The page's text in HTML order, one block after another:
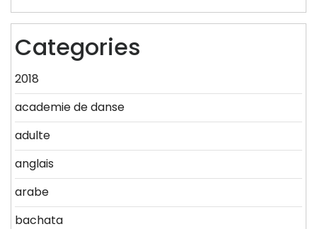
Categories
2018
academie de danse
adulte
anglais
arabe
bachata